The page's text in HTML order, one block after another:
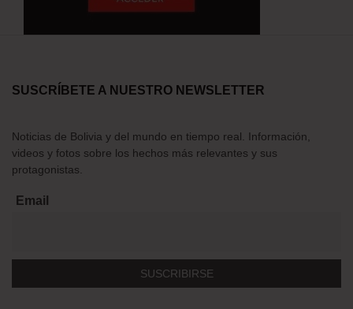
SUSCRÍBETE A NUESTRO NEWSLETTER
Noticias de Bolivia y del mundo en tiempo real. Información,
videos y fotos sobre los hechos más relevantes y sus
protagonistas.
Email